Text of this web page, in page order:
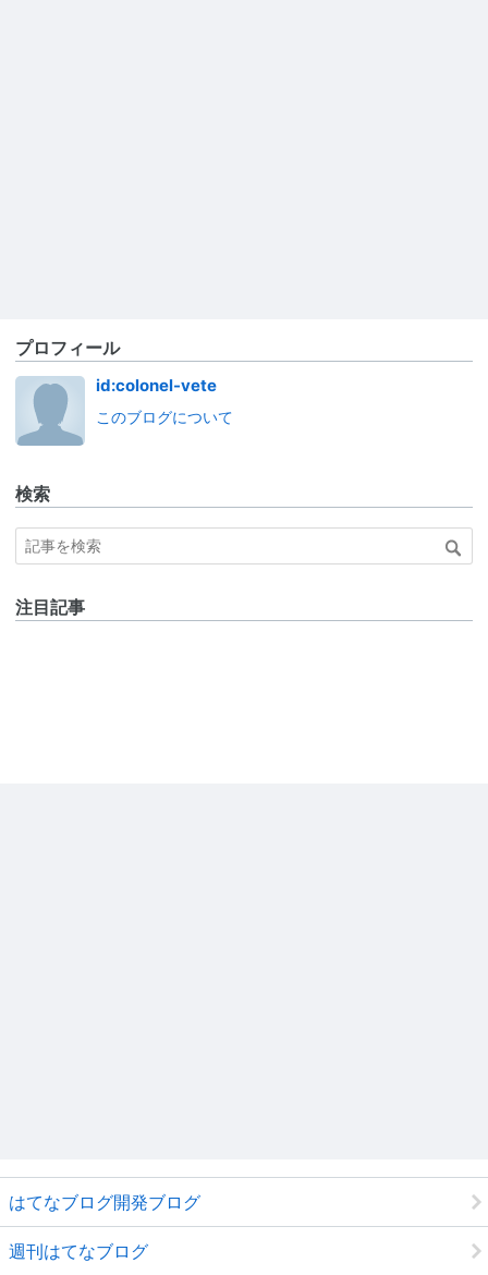
プロフィール
id:colonel-vete
このブログについて
検索
注目記事
はてなブログ開発ブログ
週刊はてなブログ